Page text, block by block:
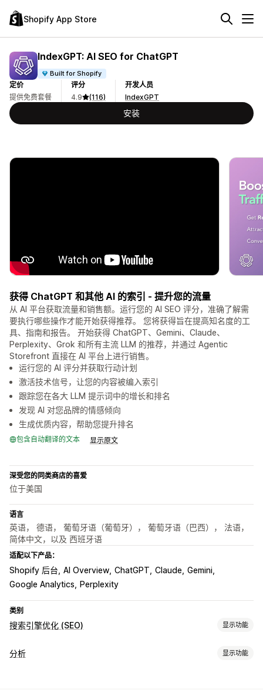
Shopify App Store
IndexGPT: AI SEO for ChatGPT
Built for Shopify
定价
提供免费套餐
评分
4.9
(116)
开发人员
IndexGPT
安装
获得 ChatGPT 和其他 AI 的索引 - 提升您的流量
从 AI 平台获取流量和销售额。运行您的 AI SEO 评分，准确了解需
要执行哪些操作才能开始获得推荐。 您将获得旨在提高知名度的工
具、指南和报告。 开始获得 ChatGPT、Gemini、Claude、
Perplexity、Grok 和所有主流 LLM 的推荐，并通过 Agentic
Storefront 直接在 AI 平台上进行销售。
运行您的 AI 评分并获取行动计划
激活技术信号，让您的内容被编入索引
跟踪您在各大 LLM 提示词中的增长和排名
发现 AI 对您品牌的情感倾向
生成优质内容，帮助您提升排名
包含自动翻译的文本 显示原文
深受您的同类商店的喜爱
位于美国
语言
英语， 德语， 葡萄牙语（葡萄牙）， 葡萄牙语（巴西）， 法语，
简体中文，以及 西班牙语
适配以下产品：
Shopify 后台 AI Overview ChatGPT Claude Gemini
Google Analytics
Perplexity
类别
搜索引擎优化 (SEO) 显示功能
SEO 工具
分析 显示功能